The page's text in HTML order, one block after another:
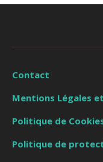
Contact
Mentions Légales
Politique de
Politique de